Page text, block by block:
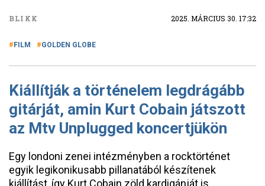
BLIKK 2025. MÁRCIUS 30. 17:32
FILM GOLDEN GLOBE
Kiállítják a történelem legdrágább
gitárját, amin Kurt Cobain játszott
az Mtv Unplugged koncertjükön
Egy londoni zenei intézményben a rocktörténet
egyik legikonikusabb pillanatából készítenek
kiállítást, így Kurt Cobain zöld kardigánját is